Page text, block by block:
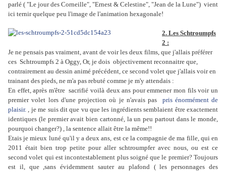
parlé ( "Le jour des Corneille", "Ernest & Celestine", "Jean de la Lune") vient
ici ternir quelque peu l'image de l'animation hexagonale!
2. Les Schtroumpfs
2 :
Je ne pensais pas vraiment, avant de voir les deux films, que j'allais préférer
ces Schtroumpfs 2 à Oggy, Or, je dois objectivement reconnaitre que,
contrairement au dessin animé précédent, ce second volet que j'allais voir en
trainant des pieds, ne m'a pas rebuté comme je m'y attendais :
En effet, après m'être sacrifié voilà deux ans pour emmener mon fils voir un
premier volet lors d'une projection où je n'avais pas
pris énormément de
plaisir. , je me suis dit que vu que les ingrédients semblaient être exactement
identiques (le premier avait bien cartonné, la un peu partout dans le monde,
pourquoi changer?) , la sentence allait être la même!!
Etais je mieux luné qu'il y a deux ans, est ce la compagnie de ma fille, qui en
2011 était bien trop petite pour aller schtroumpfer avec nous, ou est ce
second volet qui est incontestablement plus soigné que le premier? Toujours
est il, que ,sans évidemment sauter au plafond ( les personnages des